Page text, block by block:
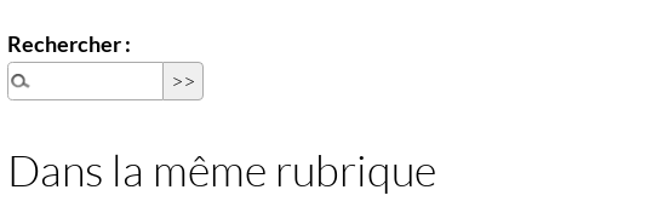
Rechercher :
Dans la même rubrique